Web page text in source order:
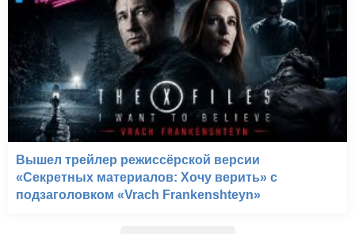
Вышел трейлер режиссёрской версии
«Секретных материалов: Хочу верить» с
подзаголовком «Vrach Frankenshteyn»